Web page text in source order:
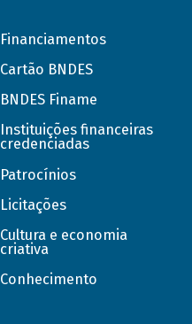
Financiamentos
Cartão BNDES
BNDES Finame
Instituições financeiras
credenciadas
Patrocínios
Licitações
Cultura e economia
criativa
Conhecimento